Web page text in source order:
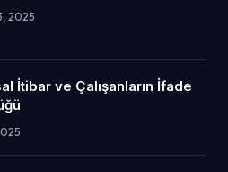
2025
İtibar ve Çalışanların İfade